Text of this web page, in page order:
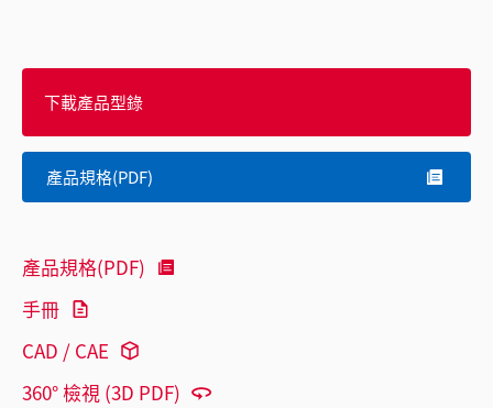
下載產品型錄
產品規格(PDF)
產品規格(PDF)
手冊
CAD / CAE
360° 檢視 (3D PDF)